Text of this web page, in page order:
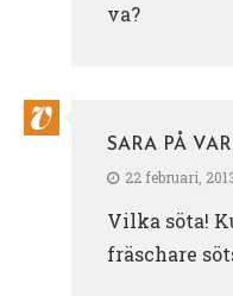
va?
SARA PÅ
22 februari,
Vilka söta!
fräschare